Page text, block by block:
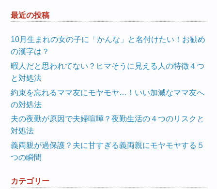
最近の投稿
10月生まれの女の子に「かんな」と名付けたい！お勧め
の漢字は？
暇人だと思われてない？ヒマそうに見える人の特徴４つ
と対処法
約束を忘れるママ友にモヤモヤ…！いい加減なママ友へ
の対処法
夫の夜勤が原因で夫婦喧嘩？夜勤生活の４つのリスクと
対処法
義両親が過保護？夫に甘すぎる義両親にモヤモヤする５
つの瞬間
カテゴリー